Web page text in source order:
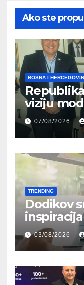
Ako ste
BOSNA I
viziju
Njemačke
07/08/2026
TRENDING
Dodikov
kroz
03/08/2026